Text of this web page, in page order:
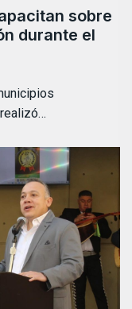
sobre
durante el